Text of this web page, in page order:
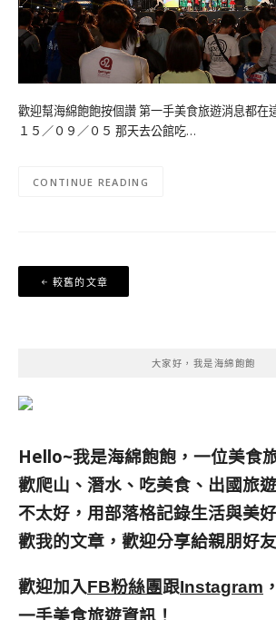
歡迎幫海綿飽飽按個讚 第一手美食旅遊消息都
１５／０９／０５ 那天去公館吃…
CONTINUE READING
文
章
較舊的文章
大家好，我是海綿飽飽
Hello~我是海綿飽飽，一位美食
歡爬山、潛水、吃美食、出國旅
不太好，用部落格記錄生活與美
歡我的文章，歡迎分享給親朋好友
歡迎加入FB粉絲團跟Instagram
一手美食旅遊資訊！